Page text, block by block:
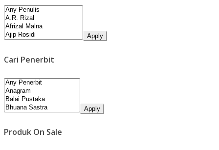
Apply
Cari Penerbit
Apply
Produk On Sale